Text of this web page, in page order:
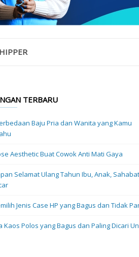
TERBARU
Baju Pria dan Wanita yang Kamu
Aesthetic Buat Cowok Anti Mati Gaya
Selamat Ulang Tahun Ibu, Anak,
Jenis Case HP yang Bagus dan Tidak
Kaos Polos yang Bagus dan Paling Dicari